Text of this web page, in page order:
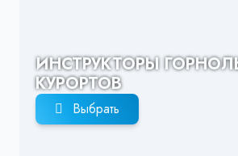
ИНСТРУКТОРЫ
КУРОРТОВ
Выбрать